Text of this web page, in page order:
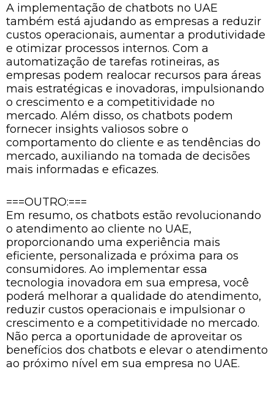
A implementação de chatbots no UAE
também está ajudando as empresas a reduzir
custos operacionais, aumentar a produtividade
e otimizar processos internos. Com a
automatização de tarefas rotineiras, as
empresas podem realocar recursos para áreas
mais estratégicas e inovadoras, impulsionando
o crescimento e a competitividade no
mercado. Além disso, os chatbots podem
fornecer insights valiosos sobre o
comportamento do cliente e as tendências do
mercado, auxiliando na tomada de decisões
mais informadas e eficazes.
===OUTRO:===
Em resumo, os chatbots estão revolucionando
o atendimento ao cliente no UAE,
proporcionando uma experiência mais
eficiente, personalizada e próxima para os
consumidores. Ao implementar essa
tecnologia inovadora em sua empresa, você
poderá melhorar a qualidade do atendimento,
reduzir custos operacionais e impulsionar o
crescimento e a competitividade no mercado.
Não perca a oportunidade de aproveitar os
benefícios dos chatbots e elevar o atendimento
ao próximo nível em sua empresa no UAE.